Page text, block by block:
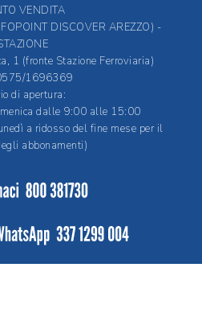
VENDITA
DISCOVER AREZZO) -
1 (fronte Stazione Ferroviaria)
1696369
di apertura:
dalle 9:00 alle 15:00
a ridosso del fine mese per il
abbonamenti)